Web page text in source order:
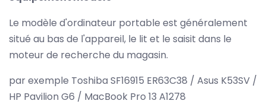
Le modèle d'ordinateur portable est généralement
situé au bas de l'appareil, le lit et le saisit dans le
moteur de recherche du magasin.
par exemple Toshiba SF16915 ER63C38 / Asus K53SV /
HP Pavilion G6 / MacBook Pro 13 A1278